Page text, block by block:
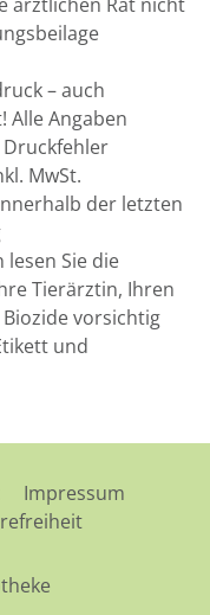
– auch
Alle Angaben
MwSt.
der letzten
lesen Sie die
Tierärztin, Ihren
Biozide vorsichtig
und
Impressum